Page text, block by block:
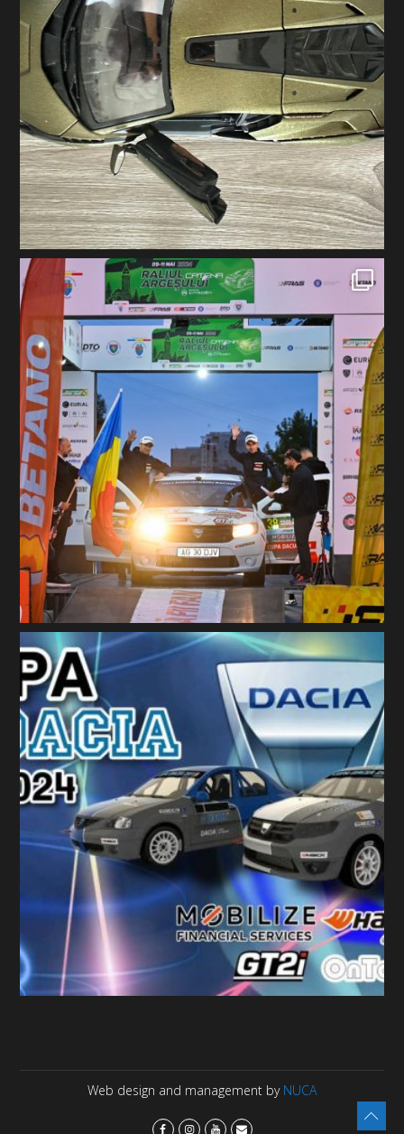
Web design and management by NUCA